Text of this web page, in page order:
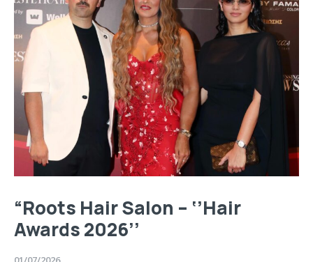
“Roots Hair Salon – ‘’Hair
Awards 2026’’